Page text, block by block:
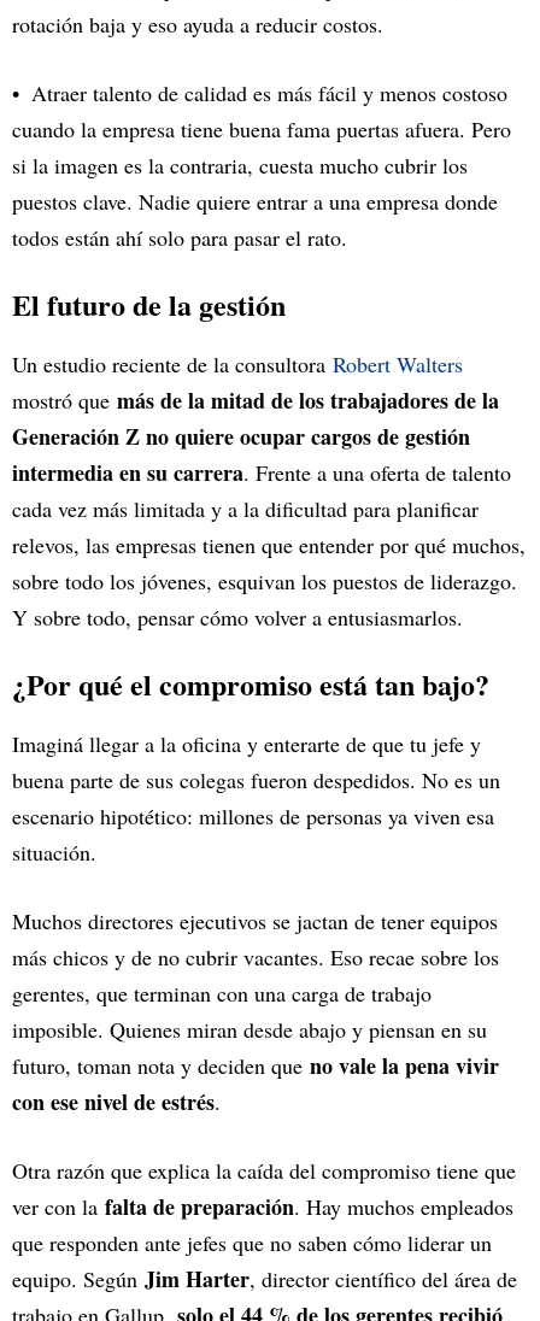
rotación baja y eso ayuda a reducir costos.
Atraer talento de calidad es más fácil y menos costoso
cuando la empresa tiene buena fama puertas afuera. Pero
si la imagen es la contraria, cuesta mucho cubrir los
puestos clave. Nadie quiere entrar a una empresa donde
todos están ahí solo para pasar el rato.
El futuro de la gestión
Un estudio reciente de la consultora Robert Walters
mostró que más de la mitad de los trabajadores de la
Generación Z no quiere ocupar cargos de gestión
intermedia en su carrera. Frente a una oferta de talento
cada vez más limitada y a la dificultad para planificar
relevos, las empresas tienen que entender por qué muchos,
sobre todo los jóvenes, esquivan los puestos de liderazgo.
Y sobre todo, pensar cómo volver a entusiasmarlos.
¿Por qué el compromiso está tan bajo?
Imaginá llegar a la oficina y enterarte de que tu jefe y
buena parte de sus colegas fueron despedidos. No es un
escenario hipotético: millones de personas ya viven esa
situación.
Muchos directores ejecutivos se jactan de tener equipos
más chicos y de no cubrir vacantes. Eso recae sobre los
gerentes, que terminan con una carga de trabajo
imposible. Quienes miran desde abajo y piensan en su
futuro, toman nota y deciden que no vale la pena vivir
con ese nivel de estrés.
Otra razón que explica la caída del compromiso tiene que
ver con la falta de preparación. Hay muchos empleados
que responden ante jefes que no saben cómo liderar un
equipo. Según Jim Harter, director científico del área de
trabajo en Gallup,